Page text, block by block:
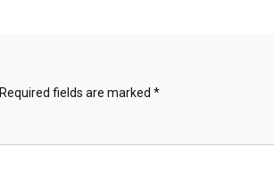
Required fields are marked *